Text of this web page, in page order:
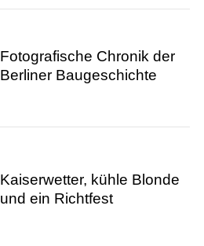
Fotografische Chronik der
Berliner Baugeschichte
Kaiserwetter, kühle Blonde
und ein Richtfest